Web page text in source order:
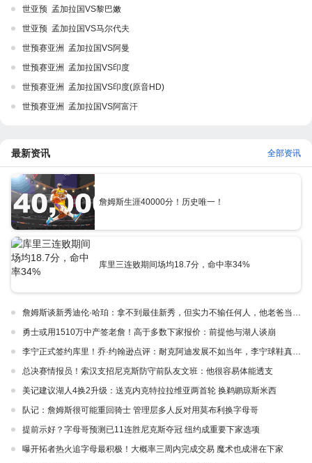
世亚预 孟加拉国VS黎巴嫩
世亚预 孟加拉国VS马尔代夫
世预赛亚洲 孟加拉国VS阿曼
世预赛亚洲 孟加拉国VS印度
世预赛亚洲 孟加拉国VS印度(原音HD)
世预赛亚洲 孟加拉国VS阿富汗
最新资讯 全部资讯
詹姆斯生涯40000分！历史唯一！
库里三连败期间场均18.7分，命中率34%
詹姆斯谈新秀迪伦·哈珀：拿不到最佳新秀，但实力不输任何人，他老爸当年可不行
勇士或用1510万中产签老詹！高于多数下家报价：前提他与湖人谈崩
李宁正式签约库里！乔·约翰逊点评：耐克阿迪发展不如当年，李宁球鞋真的很好，签库里正是他们想做的事
总决赛情报员！索汉支招尼克斯防守前队友文班：他很容易体能透支
美记建议湖人4换2升级：送克内克特拉拉维亚两首轮 换鹈鹕琼斯米西
队记：詹姆斯很可能重回骑士 管理层多人反对用莫布利换字母哥
提前示好？字母哥预测已11连胜尼克斯夺冠 纽约成重要下家选项
曝开拓者热火追字母最积极！大概率三周内完成交易 魔术也成潜在下家